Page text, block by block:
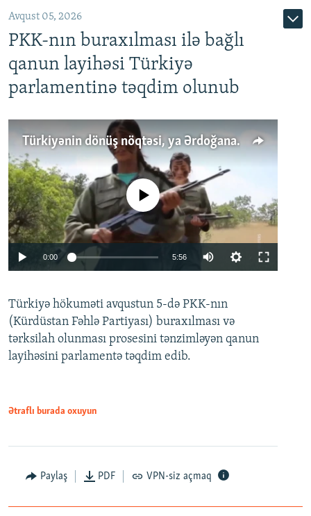
Avqust 05, 2026
PKK-nın buraxılması ilə bağlı
qanun layihəsi Türkiyə
parlamentinə təqdim olunub
Türkiyənin dönüş nöqtəsi, ya Ərdoğana üçüncü şans: PKK ilə qəfil barışıq nə deməkdir?
Auto 240p 360p 480p
720p 1080p
No media source currently available
0:00 5:56
360p
480p
Türkiyə hökuməti avqustun 5-də PKK-nın
(Kürdüstan Fəhlə Partiyası) buraxılması və
tərksilah olunması prosesini tənzimləyən qanun
layihəsini parlamentə təqdim edib.
Ətraflı burada oxuyun
Paylaş PDF VPN-siz açmaq